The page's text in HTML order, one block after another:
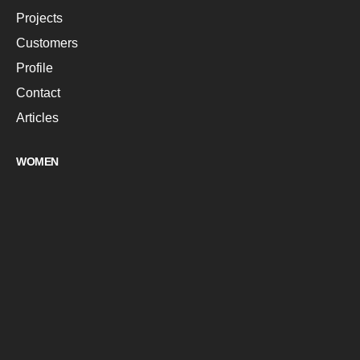
Projects
Customers
Profile
Contact
Articles
WOMEN